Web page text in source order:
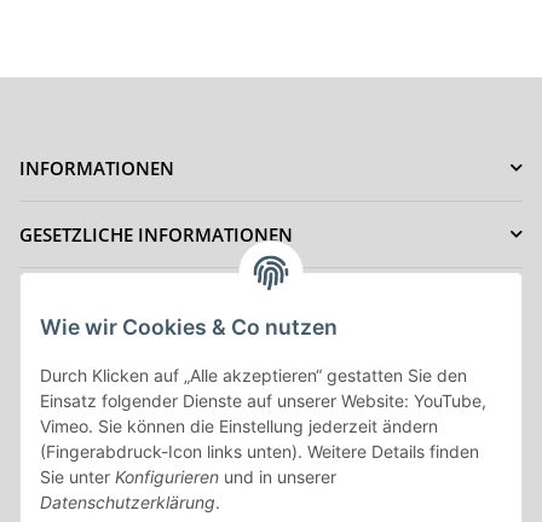
INFORMATIONEN
GESETZLICHE INFORMATIONEN
ZAHLUNGSMÖGLICHKEITEN
Vertrag Widerrufen
Wie wir Cookies & Co nutzen
Durch Klicken auf „Alle akzeptieren“ gestatten Sie den
Einsatz folgender Dienste auf unserer Website: YouTube,
Vimeo. Sie können die Einstellung jederzeit ändern
(Fingerabdruck-Icon links unten). Weitere Details finden
Sie unter Konfigurieren und in unserer
Datenschutzerklärung.